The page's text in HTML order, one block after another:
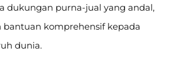
dukungan purna-jual yang andal,
komprehensif kepada
dunia.